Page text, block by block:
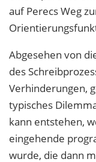
auf Perecs Weg
Abgesehen von
des
Verhinderungen,
typisches
kann entstehen,
eingehende
wurde, die dann